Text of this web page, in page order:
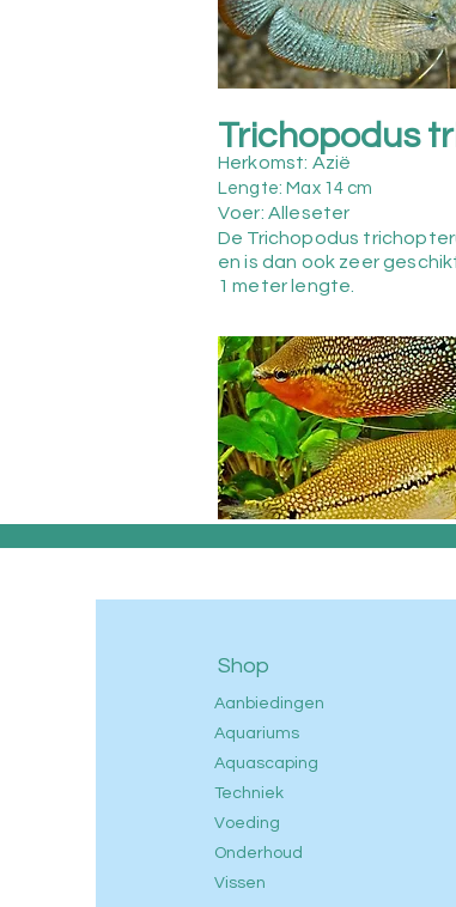
Trichopodus
Herkomst: Azië
Lengte: Max 14 cm
Voer: Alleseter
De Trichopodus
en is dan ook zeer
1 meter lengte.
Shop
Aanbiedingen
Aquariums
Aquascaping
Techniek
Voeding
Onderhoud
Vissen